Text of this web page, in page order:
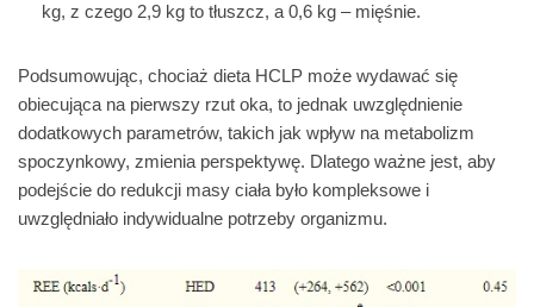
kg, z czego 2,9 kg to tłuszcz, a 0,6 kg – mięśnie.
Podsumowując, chociaż dieta HCLP może wydawać się
obiecująca na pierwszy rzut oka, to jednak uwzględnienie
dodatkowych parametrów, takich jak wpływ na metabolizm
spoczynkowy, zmienia perspektywę. Dlatego ważne jest, aby
podejście do redukcji masy ciała było kompleksowe i
uwzględniało indywidualne potrzeby organizmu.